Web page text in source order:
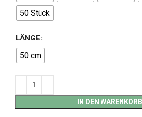
50 Stück
LÄNGE
50 cm
IN DEN WARENKORB